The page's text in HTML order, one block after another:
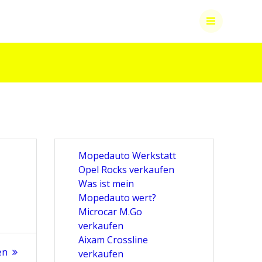
Mopedauto Werkstatt
Opel Rocks verkaufen
Was ist mein
Mopedauto wert?
Microcar M.Go
verkaufen
Aixam Crossline
verkaufen